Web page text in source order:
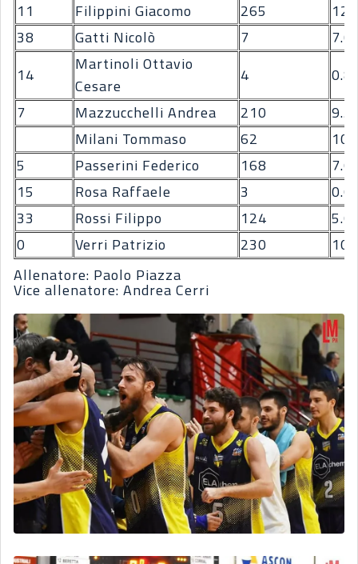
11
Filippini Giacomo 265
38
Gatti Nicolò 7
7.0
14
Martinoli Ottavio
Cesare
4
0.8
7
Mazzucchelli Andrea 210
9.5
Milani Tommaso
62
5
Passerini Federico 168
7.6
15
Rosa Raffaele 3
0.6
33
Rossi Filippo 124
5.6
0
Verri Patrizio 230
Allenatore: Paolo Piazza
Vice allenatore: Andrea Cerri